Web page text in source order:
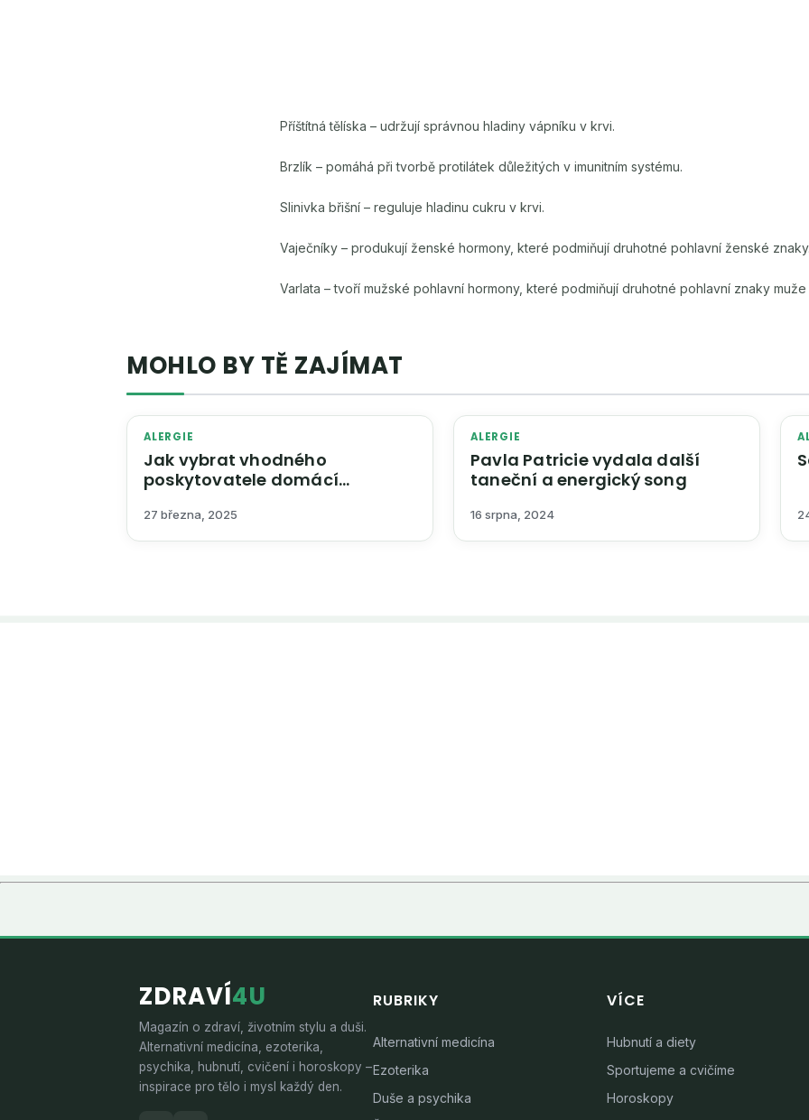
Příštítná tělíska – udržují správnou hladiny vápníku v krvi.
Brzlík – pomáhá při tvorbě protilátek důležitých v imunitním systému.
Slinivka břišní – reguluje hladinu cukru v krvi.
Vaječníky – produkují ženské hormony, které podmiňují druhotné pohlavní ženské znaky.
Varlata – tvoří mužské pohlavní hormony, které podmiňují druhotné pohlavní znaky
MOHLO BY TĚ ZAJÍMAT
ALERGIE
Jak vybrat vhodného
poskytovatele domácí
27 března, 2025
ALERGIE
Pavla Patricie vydala další
taneční a energický song
16 srpna, 2024
ZDRAVÍ4U
Magazín o zdraví, životním stylu a duši.
Alternativní medicína, ezoterika,
psychika, hubnutí, cvičení i horoskopy –
inspirace pro tělo i mysl každý den.
RUBRIKY
Alternativní medicína
Ezoterika
Duše a psychika
VÍCE
Hubnutí a diety
Sportujeme a cvičíme
Horoskopy